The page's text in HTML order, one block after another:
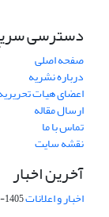
دسترسی
صفحه اصلی
درباره نشریه
اعضای هیات
ارسال مقاله
تماس با ما
نقشه سایت
آخرین اخبار
اخبار و اعلانات1405-03-30